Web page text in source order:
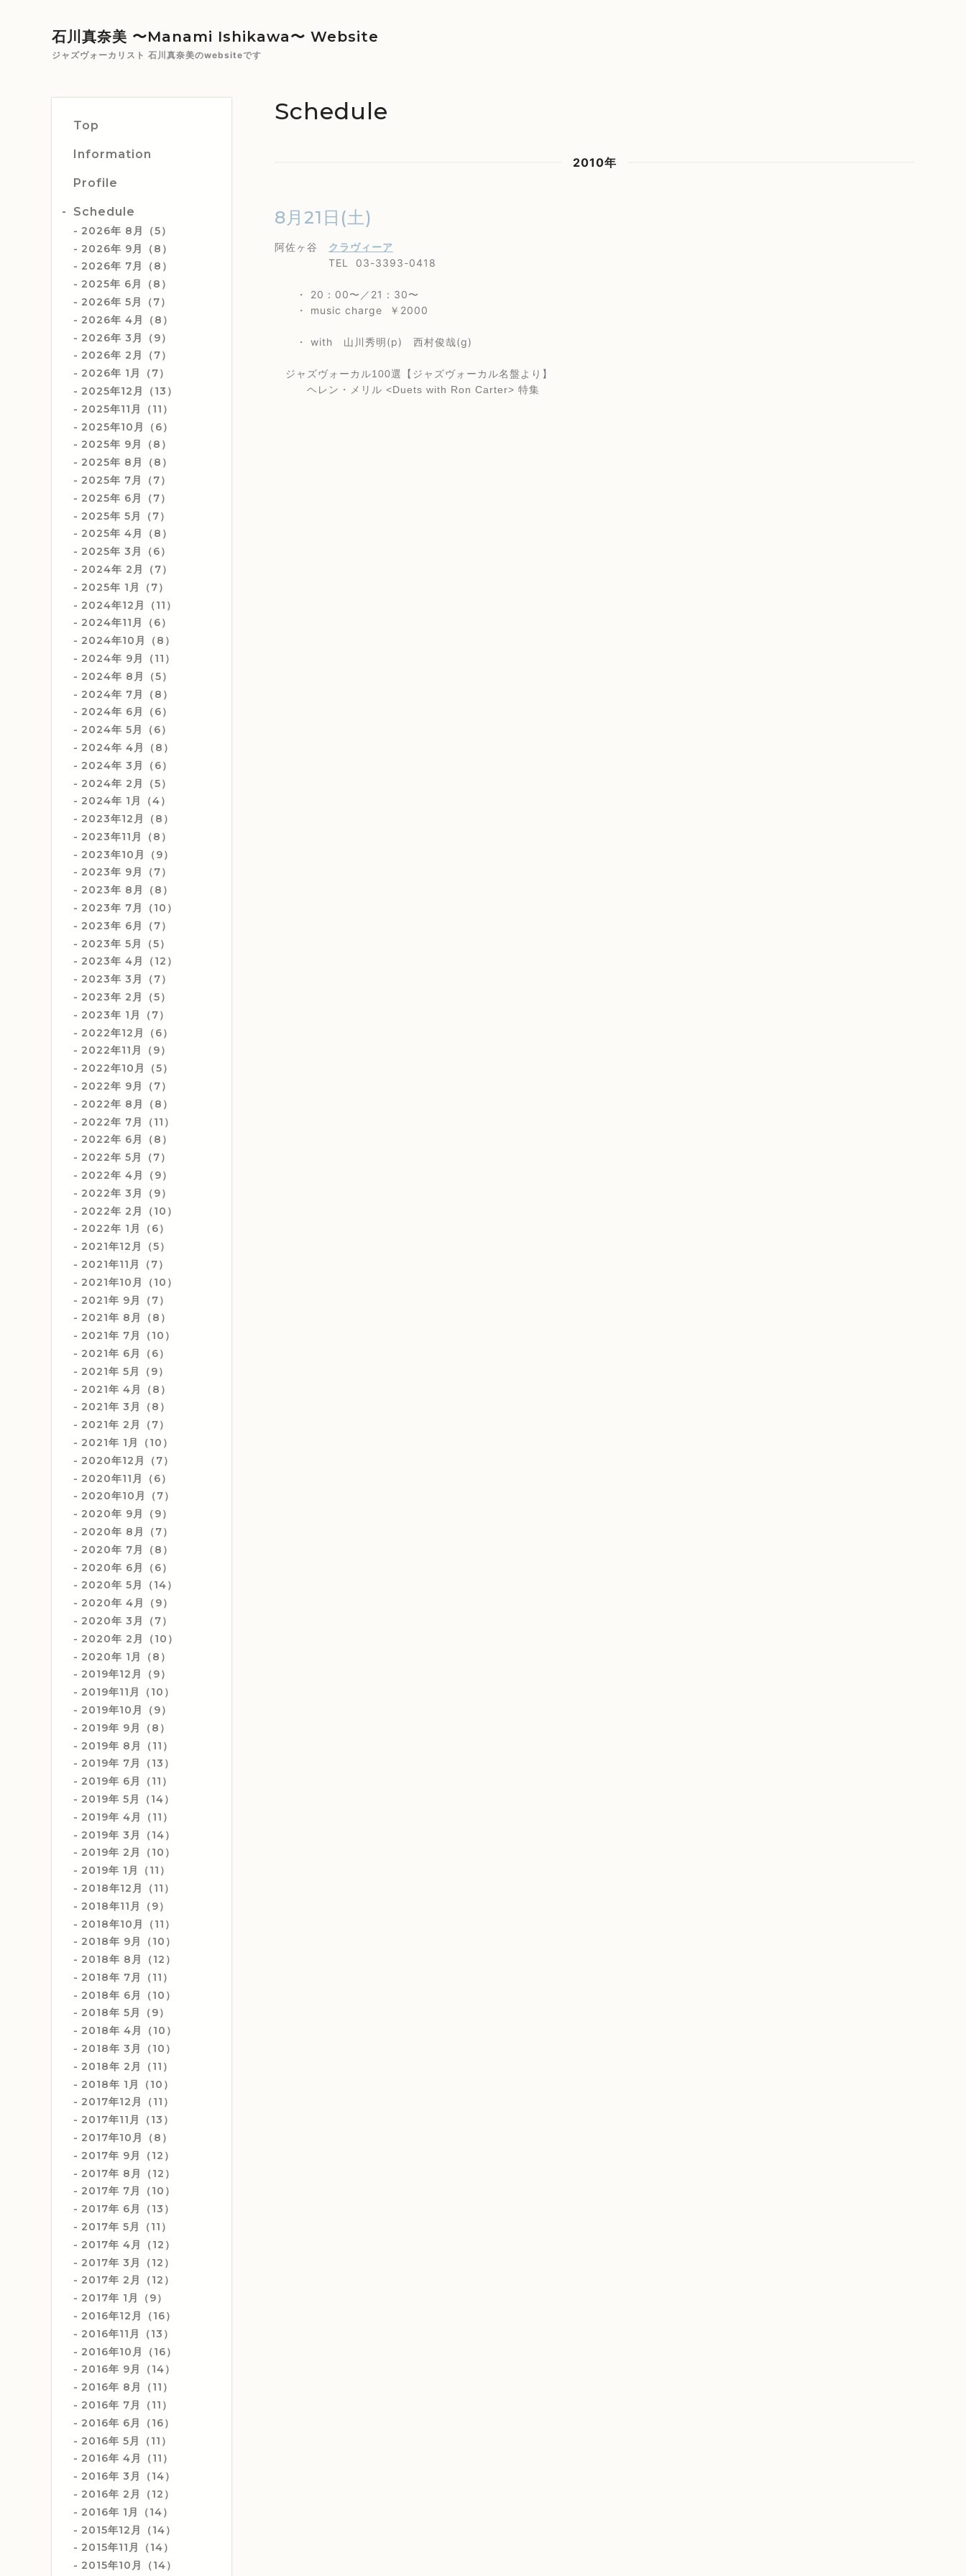
石川真奈美 〜Manami Ishikawa〜 Website
ジャズヴォーカリスト 石川真奈美のwebsiteです
Top
Information
Profile
Schedule
2026年 8月（5）
2026年 9月（8）
2026年 7月（8）
2025年 6月（8）
2026年 5月（7）
2026年 4月（8）
2026年 3月（9）
2026年 2月（7）
2026年 1月（7）
2025年12月（13）
2025年11月（11）
2025年10月（6）
2025年 9月（8）
2025年 8月（8）
2025年 7月（7）
2025年 6月（7）
2025年 5月（7）
2025年 4月（8）
2025年 3月（6）
2024年 2月（7）
2025年 1月（7）
2024年12月（11）
2024年11月（6）
2024年10月（8）
2024年 9月（11）
2024年 8月（5）
2024年 7月（8）
2024年 6月（6）
2024年 5月（6）
2024年 4月（8）
2024年 3月（6）
2024年 2月（5）
2024年 1月（4）
2023年12月（8）
2023年11月（8）
2023年10月（9）
2023年 9月（7）
2023年 8月（8）
2023年 7月（10）
2023年 6月（7）
2023年 5月（5）
2023年 4月（12）
2023年 3月（7）
2023年 2月（5）
2023年 1月（7）
2022年12月（6）
2022年11月（9）
2022年10月（5）
2022年 9月（7）
2022年 8月（8）
2022年 7月（11）
2022年 6月（8）
2022年 5月（7）
2022年 4月（9）
2022年 3月（9）
2022年 2月（10）
2022年 1月（6）
2021年12月（5）
2021年11月（7）
2021年10月（10）
2021年 9月（7）
2021年 8月（8）
2021年 7月（10）
2021年 6月（6）
2021年 5月（9）
2021年 4月（8）
2021年 3月（8）
2021年 2月（7）
2021年 1月（10）
2020年12月（7）
2020年11月（6）
2020年10月（7）
2020年 9月（9）
2020年 8月（7）
2020年 7月（8）
2020年 6月（6）
2020年 5月（14）
2020年 4月（9）
2020年 3月（7）
2020年 2月（10）
2020年 1月（8）
2019年12月（9）
2019年11月（10）
2019年10月（9）
2019年 9月（8）
2019年 8月（11）
2019年 7月（13）
2019年 6月（11）
2019年 5月（14）
2019年 4月（11）
2019年 3月（14）
2019年 2月（10）
2019年 1月（11）
2018年12月（11）
2018年11月（9）
2018年10月（11）
2018年 9月（10）
2018年 8月（12）
2018年 7月（11）
2018年 6月（10）
2018年 5月（9）
2018年 4月（10）
2018年 3月（10）
2018年 2月（11）
2018年 1月（10）
2017年12月（11）
2017年11月（13）
2017年10月（8）
2017年 9月（12）
2017年 8月（12）
2017年 7月（10）
2017年 6月（13）
2017年 5月（11）
2017年 4月（12）
2017年 3月（12）
2017年 2月（12）
2017年 1月（9）
2016年12月（16）
2016年11月（13）
2016年10月（16）
2016年 9月（14）
2016年 8月（11）
2016年 7月（11）
2016年 6月（16）
2016年 5月（11）
2016年 4月（11）
2016年 3月（14）
2016年 2月（12）
2016年 1月（14）
2015年12月（14）
2015年11月（14）
2015年10月（14）
Schedule
2010年
8月21日(土)
阿佐ヶ谷 クラヴィーア
TEL 03-3393-0418
・ 20：00〜／21：30〜
・ music charge ￥2000
・ with 山川秀明(p) 西村俊哉(g)
ジャズヴォーカル100選【ジャズヴォーカル名盤より】
ヘレン・メリル <Duets with Ron Carter> 特集